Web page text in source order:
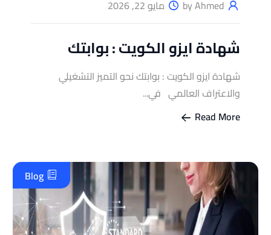
by Ahmed مايو 22, 2026
شهادة ايزو الكويت : بوابتك
شهادة ايزو الكويت : بوابتك نحو التميز التشغيلي
والاعتراف العالمي في...
Read More
Blog